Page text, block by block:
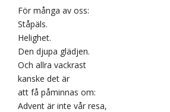
För många av oss:
Ståpäls.
Helighet.
Den djupa glädjen.
Och allra vackrast
kanske det är
att få påminnas om:
Advent är inte vår resa,